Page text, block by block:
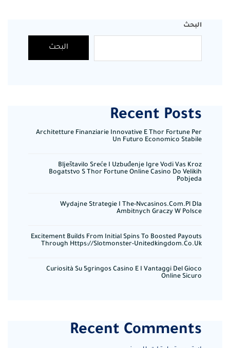
البحث
البحث
Recent Posts
Architetture Finanziarie Innovative E Thor Fortune Per
Un Futuro Economico Stabile
Blještavilo Sreće I Uzbuđenje Igre Vodi Vas Kroz
Bogatstvo S Thor Fortune Online Casino Do Velikih
Pobjeda
Wydajne Strategie I The-Nvcasinos.com.pl Dla
Ambitnych Graczy W Polsce
Excitement Builds From Initial Spins To Boosted Payouts
Through Https://slotmonster-Unitedkingdom.co.uk
Curiosità Su 5gringos Casino E I Vantaggi Del Gioco
Online Sicuro
Recent Comments